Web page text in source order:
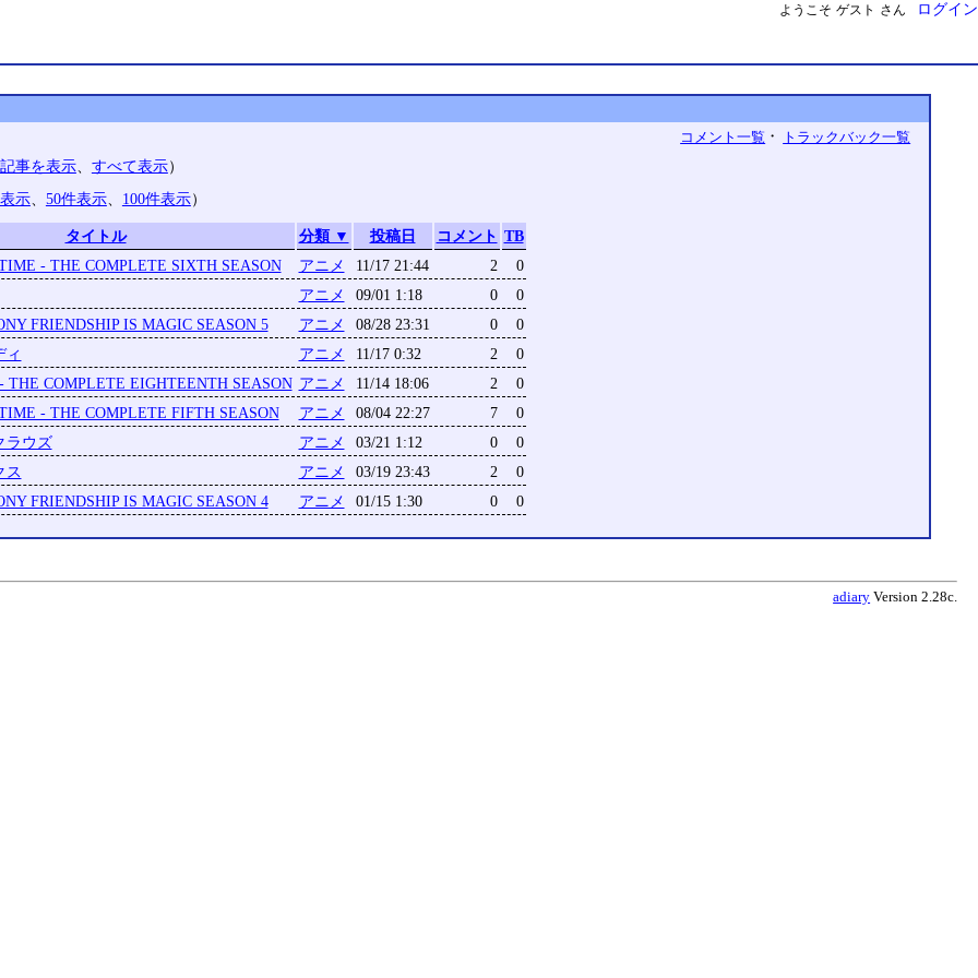
ようこそ ゲスト さん ログイン
コメント一覧 ・ トラックバック一覧
記事を表示、 すべて表示）
示、 50件表示、 100件表示）
タイトル 分類 ▼ 投稿日 コメント TB
- THE COMPLETE SIXTH SEASON アニメ 11/17 21:44 2
0
アニメ 09/01 1:18 0
0
FRIENDSHIP IS MAGIC SEASON 5 アニメ 08/28 23:31 0
0
ィ アニメ 11/17 0:32 2
0
THE COMPLETE EIGHTEENTH SEASON アニメ 11/14 18:06 2
0
- THE COMPLETE FIFTH SEASON アニメ 08/04 22:27 7
0
ラウズ アニメ 03/21 1:12 0
0
ス アニメ 03/19 23:43 2
0
FRIENDSHIP IS MAGIC SEASON 4 アニメ 01/15 1:30 0 0
adiary Version 2.28c.